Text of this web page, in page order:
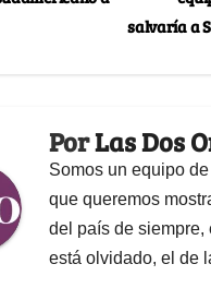
salvaría a
PorLas Dos
Somos un equipo
que queremos
del país de siempre,
está olvidado, el de